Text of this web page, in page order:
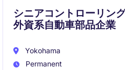
シニアコントローリン
外資系自動車部品企業
Yokohama
Permanent